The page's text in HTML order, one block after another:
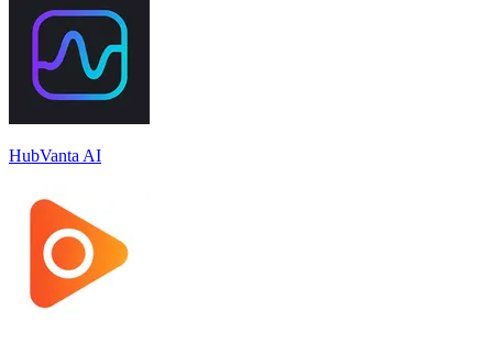
HubVanta AI